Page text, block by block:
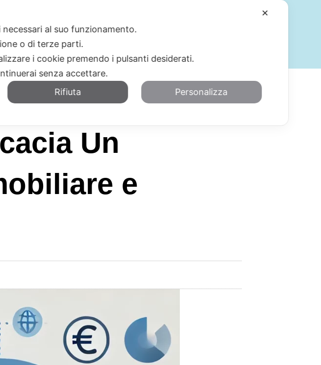
CHI SIAMO SERVIZI
Un
e
✕
al suo funzionamento.
o di terze parti.
i cookie premendo i pulsanti desiderati.
senza accettare.
Rifiuta Personalizza